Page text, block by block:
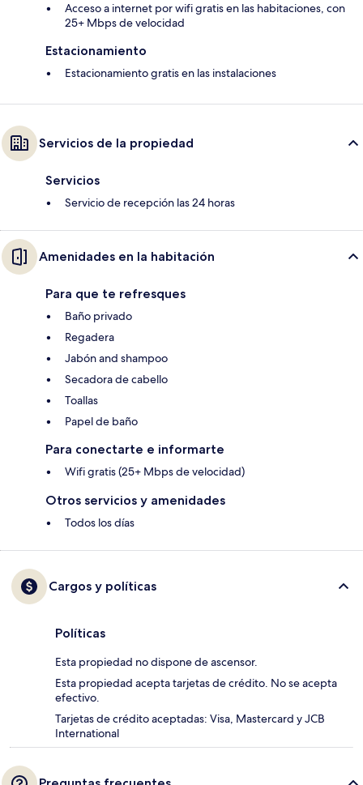
Acceso a internet por wifi gratis en las habitaciones, con
25+ Mbps de velocidad
Estacionamiento
Estacionamiento gratis en las instalaciones
Servicios de la propiedad
Servicios
Servicio de recepción las 24 horas
Amenidades en la habitación
Para que te refresques
Baño privado
Regadera
Jabón and shampoo
Secadora de cabello
Toallas
Papel de baño
Para conectarte e informarte
Wifi gratis (25+ Mbps de velocidad)
Otros servicios y amenidades
Todos los días
Cargos y políticas
Políticas
Esta propiedad no dispone de ascensor.
Esta propiedad acepta tarjetas de crédito. No se acepta
efectivo.
Tarjetas de crédito aceptadas: Visa, Mastercard y JCB
International